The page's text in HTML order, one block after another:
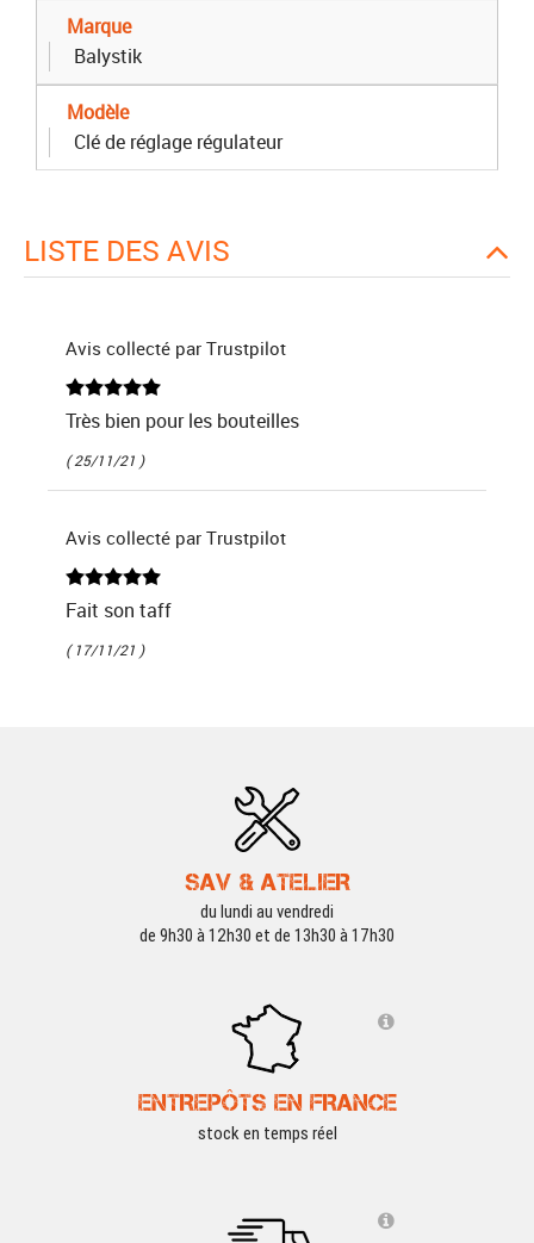
Marque
Balystik
Modèle
Clé de réglage régulateur
LISTE DES AVIS
Avis collecté par Trustpilot
Très bien pour les bouteilles
( 25/11/21 )
Avis collecté par Trustpilot
Fait son taff
( 17/11/21 )
SAV & ATELIER
du lundi au vendredi
de 9h30 à 12h30 et de 13h30 à 17h30
ENTREPÔTS EN FRANCE
stock en temps réel